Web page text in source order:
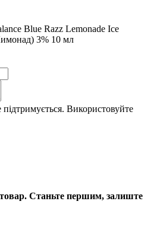
Blue Razz Lemonade Ice
3% 10 мл
Використовуйте
товар. Станьте першим, залиште